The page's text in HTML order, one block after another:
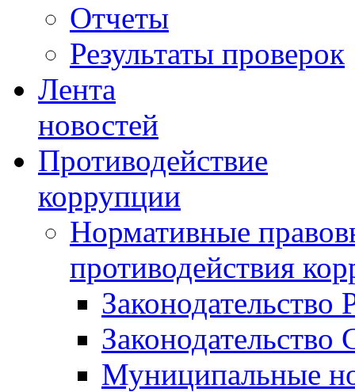
Отчеты
Результаты проверок
Лента
новостей
Противодействие
коррупции
Нормативные
противодействия
Законодательство
Муниципальные